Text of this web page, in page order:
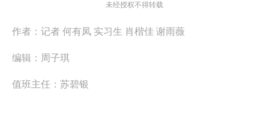
未经授权不得转载
作者： 记者 何有凤 实习生 肖楷佳 谢雨薇
编辑： 周子琪
值班主任： 苏碧银